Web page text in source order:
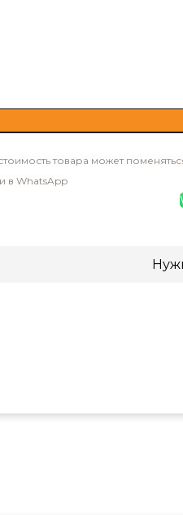
товара может
в WhatsApp